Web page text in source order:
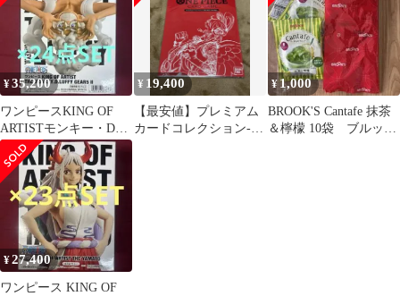
¥35,200
ワンピースKING OF
ARTISTモンキー・D・
ルフィギア5 Ⅱフィギ
ュア②
¥ 19,400
【最安値】プレミアム
カードコレクション‐
¥ 1,000
BROOK'S Cantafe 抹茶
＆檸檬 10袋 ブルック
¥27,400
ワンピース KING OF